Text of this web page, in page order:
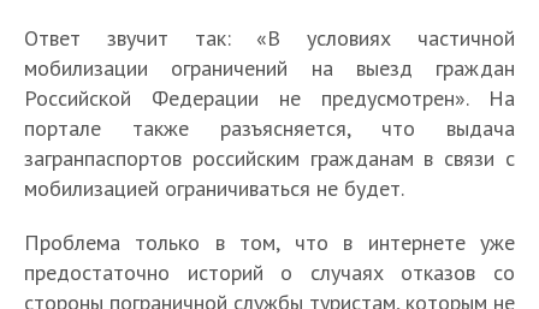
Ответ звучит так: «В условиях частичной
мобилизации ограничений на выезд граждан
Российской Федерации не предусмотрен». На
портале также разъясняется, что выдача
загранпаспортов российским гражданам в связи с
мобилизацией ограничиваться не будет.
Проблема только в том, что в интернете уже
предостаточно историй о случаях отказов со
стороны пограничной службы туристам, которым не